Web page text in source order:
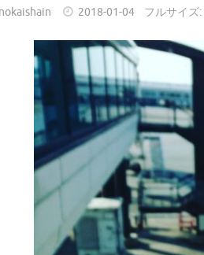
2018-01-04 フルサイズ: